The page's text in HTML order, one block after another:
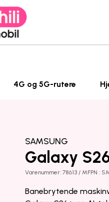
4G og 5G-rutere
SAMSUNG
Galaxy
Varenummer: 78613 / MFPN :
Banebrytende